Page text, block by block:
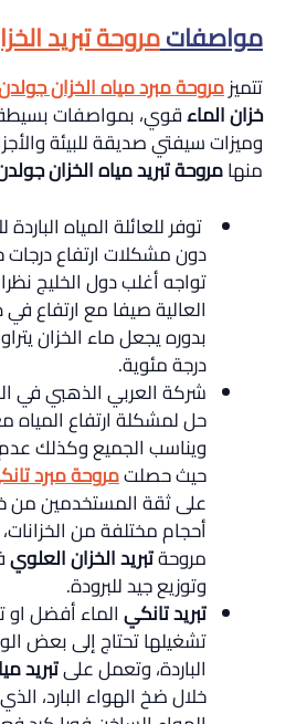
مواصفاتمروحة تبريد
تتميزمروحة مبرد مياه الخزان
خزان الماءقوي، بمواصفات
وميزات سيفتي صديقة للبيئة
منهامروحة تبريد مياه الخزان
توفر للعائلة المياه
دون مشكلات ارتفاع درجات
تواجه أغلب دول الخليج
العالية صيفا مع ارتفاع في
درجة مئوية.
شركة العربي الذهبي في
حل لمشكلة ارتفاع
ويناسب الجميع وكذلك عدم
حيث حصلتمروحة مبرد
على ثقة المستخدمين من
أحجام مختلفة من
مروحةتبريد الخزان العلوي
وتوزيع جيد للبرودة.
تبريد تانكيالماء أفضل او
تشغيلها تحتاج إلى بعض
الباردة، وتعمل علىتبريد
خلال ضخ الهواء البارد،